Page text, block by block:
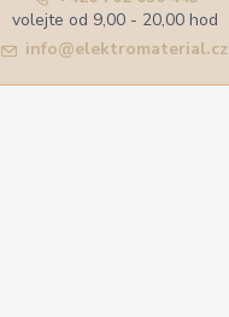
volejte od 9,00 - 20,00 hod
info@elektromaterial.cz